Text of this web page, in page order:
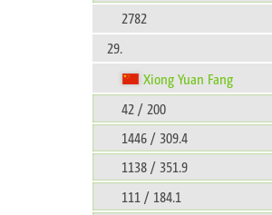
2782
29.
Xiong Yuan Fang
42 / 200
1446 / 309.4
1138 / 351.9
111 / 184.1